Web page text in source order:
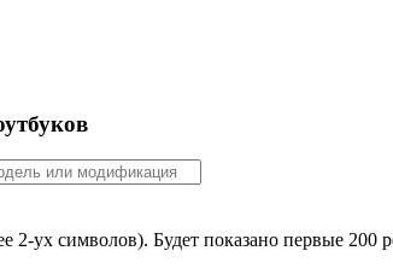
2-ух символов). Будет показано первые 200